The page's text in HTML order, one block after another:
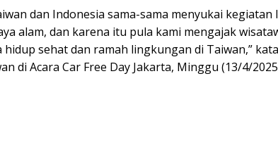
dan Indonesia sama-sama menyukai
alam, dan karena itu pula kami mengajak
hidup sehat dan ramah lingkungan di Taiwan,”
di Acara Car Free Day Jakarta, Minggu (13/4/